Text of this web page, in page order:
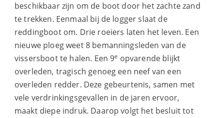
beschikbaar zijn om de boot door het zachte zand
te trekken. Eenmaal bij de logger slaat de
reddingboot om. Drie roeiers laten het leven. Een
nieuwe ploeg weet 8 bemanningsleden van de
vissersboot te halen. Een 9e opvarende blijkt
overleden, tragisch genoeg een neef van een
overleden redder. Deze gebeurtenis, samen met
vele verdrinkingsgevallen in de jaren ervoor,
maakt diepe indruk. Daarop volgt het besluit tot